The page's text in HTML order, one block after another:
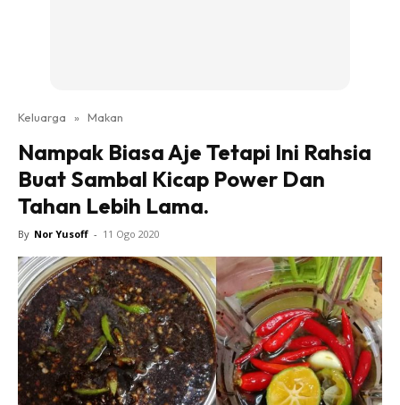
Keluarga » Makan
Nampak Biasa Aje Tetapi Ini Rahsia
Buat Sambal Kicap Power Dan
Tahan Lebih Lama.
By Nor Yusoff - 11 Ogo 2020